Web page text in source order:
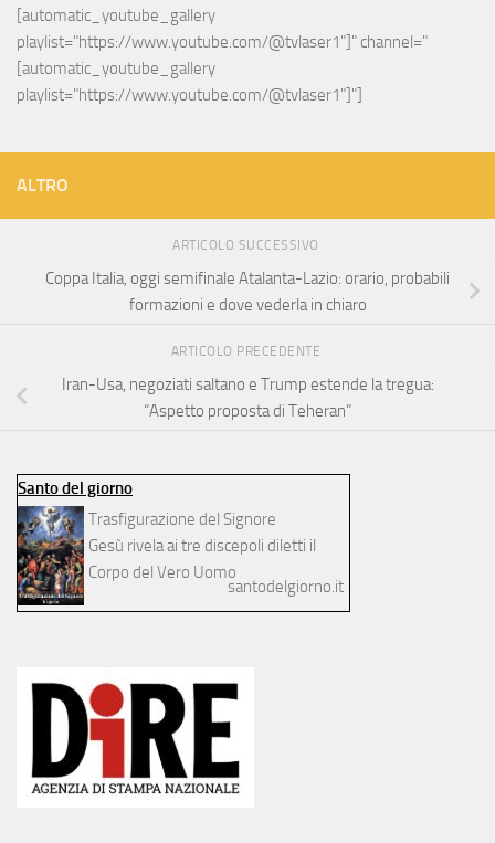
[automatic_youtube_gallery
playlist="https://www.youtube.com/@tvlaser1"]" channel="
[automatic_youtube_gallery
playlist="https://www.youtube.com/@tvlaser1"]"]
ALTRO
ARTICOLO SUCCESSIVO
Coppa Italia, oggi semifinale Atalanta-Lazio: orario, probabili
formazioni e dove vederla in chiaro
ARTICOLO PRECEDENTE
Iran-Usa, negoziati saltano e Trump estende la tregua:
“Aspetto proposta di Teheran”
Santo del giorno
Trasfigurazione del Signore
Gesù rivela ai tre discepoli diletti il
Corpo del Vero Uomo
santodelgiorno.it